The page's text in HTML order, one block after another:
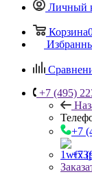
Личный
Корзина
+7 (495)
+7
+7